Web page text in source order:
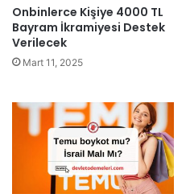
Onbinlerce Kişiye 4000 TL
Bayram İkramiyesi Destek
Verilecek
Mart 11, 2025